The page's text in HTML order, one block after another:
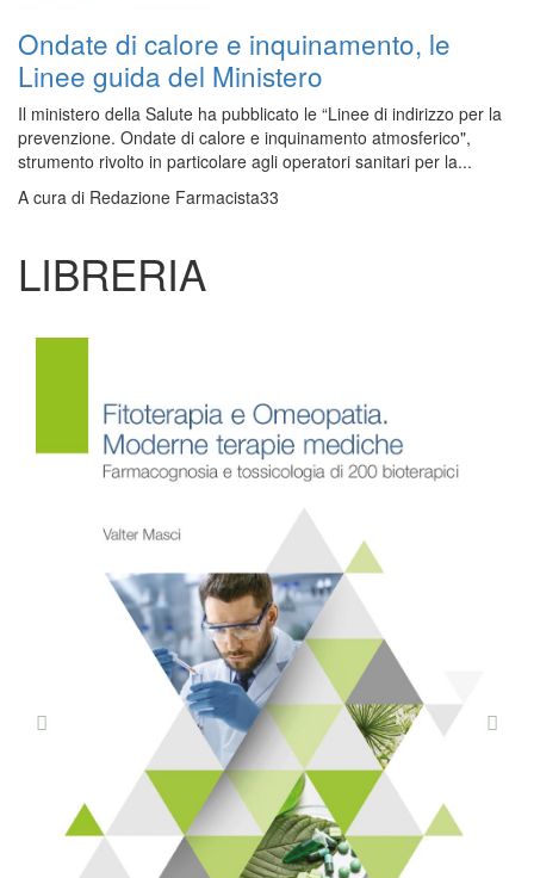
Ondate di calore e inquinamento, le
Linee guida del Ministero
Il ministero della Salute ha pubblicato le “Linee di indirizzo per la
prevenzione. Ondate di calore e inquinamento atmosferico",
strumento rivolto in particolare agli operatori sanitari per la...
A cura di Redazione Farmacista33
LIBRERIA